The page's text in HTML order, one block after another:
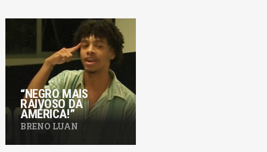
“NEGRO MAIS
RAIVOSO DA
AMÉRICA!”
BRENO LUAN